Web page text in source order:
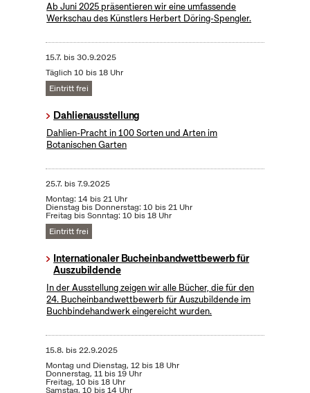
Ab Juni 2025 präsentieren wir eine umfassende
Werkschau des Künstlers Herbert Döring-Spengler.
15.7. bis30.9.2025
Täglich 10 bis 18 Uhr
Eintritt frei
Dahlienausstellung
Dahlien-Pracht in 100 Sorten und Arten im
Botanischen Garten
25.7. bis7.9.2025
Montag: 14 bis 21 Uhr
Dienstag bis Donnerstag: 10 bis 21 Uhr
Freitag bis Sonntag: 10 bis 18 Uhr
Eintritt frei
Internationaler Bucheinbandwettbewerb für
Auszubildende
In der Ausstellung zeigen wir alle Bücher, die für den
24. Bucheinbandwettbewerb für Auszubildende im
Buchbindehandwerk eingereicht wurden.
15.8. bis22.9.2025
Montag und Dienstag, 12 bis 18 Uhr
Donnerstag, 11 bis 19 Uhr
Freitag, 10 bis 18 Uhr
Samstag, 10 bis 14 Uhr